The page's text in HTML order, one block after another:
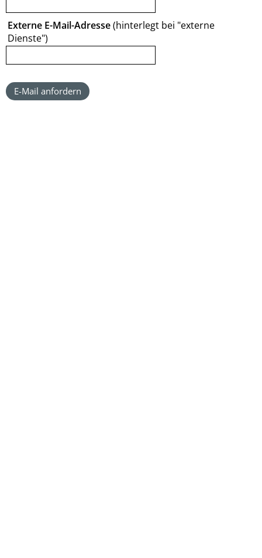
Externe E-Mail-Adresse(hinterlegt bei "externe
Dienste")